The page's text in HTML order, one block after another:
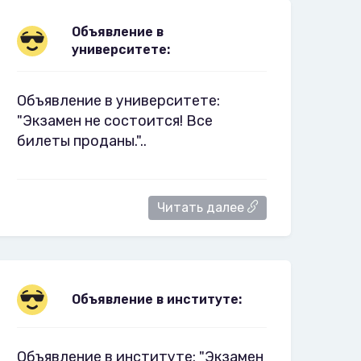
Объявление в
университете:
Объявление в университете:
"Экзамен не состоится! Все
билеты проданы."..
Читать далее
Объявление в институте:
Объявление в институте: "Экзамен